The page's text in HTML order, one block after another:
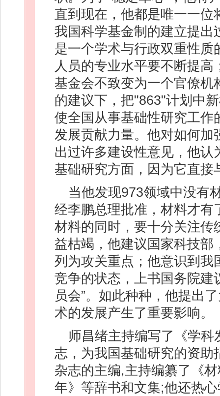
直到现在，他都是唯一一
我国科学基金制的建立提
是一个学术与行政双重性
人员的专业水平要不断提
基金会不致变为一个官僚
的建议下，把"863"计划中
使全国从事基础性研究工
发展贡献力量。他对如何
出过许多建设性意见，他
基础研究方面，因为它直
当他发现973领域中没有
经李鹏总理批准，材料才
材料的同时，要十分关注
益枯竭，他建议国家科技
列为攻关重点；他意识到
竞争的状态，上书国务院建
员会”。如此种种，他提出
术的发展产生了重要影响。
师昌绪主持编写了《学
志，为我国基础研究的资
杂志的主编,主持编纂了《
年》等辞书和文集;他还热